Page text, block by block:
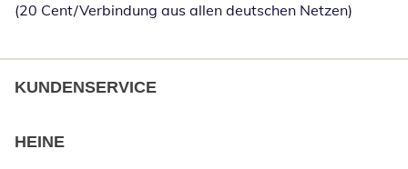
(20 Cent/Verbindung aus allen deutschen Netzen)
KUNDENSERVICE
HEINE